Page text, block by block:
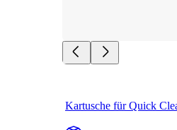
Kartusche für Quick